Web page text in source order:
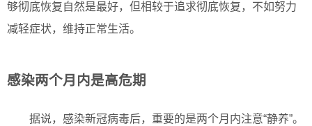
够彻底恢复自然是最好，但相较于追求彻底恢复，不如努力
减轻症状，维持正常生活。
感染两个月内是高危期
据说，感染新冠病毒后，重要的是两个月内注意“静养”。